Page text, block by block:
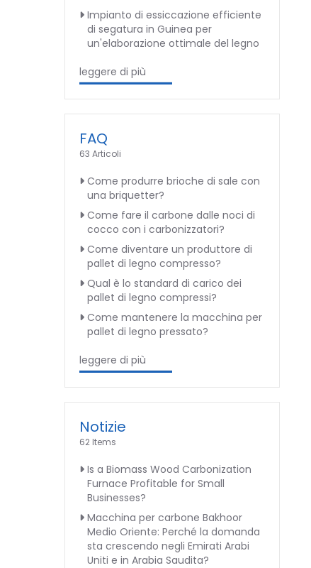
Impianto di essiccazione efficiente
di segatura in Guinea per
un'elaborazione ottimale del legno
leggere di più
FAQ
63 Articoli
Come produrre brioche di sale con
una briquetter?
Come fare il carbone dalle noci di
cocco con i carbonizzatori?
Come diventare un produttore di
pallet di legno compresso?
Qual è lo standard di carico dei
pallet di legno compressi?
Come mantenere la macchina per
pallet di legno pressato?
leggere di più
Notizie
62 Items
Is a Biomass Wood Carbonization
Furnace Profitable for Small
Businesses?
Macchina per carbone Bakhoor
Medio Oriente: Perché la domanda
sta crescendo negli Emirati Arabi
Uniti e in Arabia Saudita?